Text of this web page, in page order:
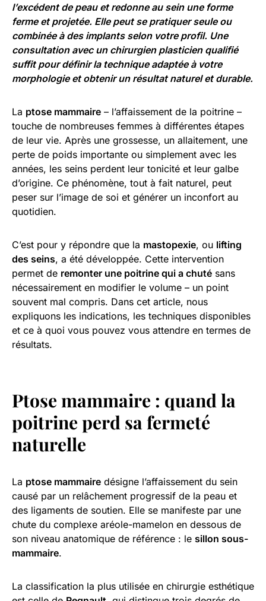
l’excédent de peau et redonne au sein une forme
ferme et projetée. Elle peut se pratiquer seule ou
combinée à des implants selon votre profil. Une
consultation avec un chirurgien plasticien qualifié
suffit pour définir la technique adaptée à votre
morphologie et obtenir un résultat naturel et durable.
La ptose mammaire – l’affaissement de la poitrine –
touche de nombreuses femmes à différentes étapes
de leur vie. Après une grossesse, un allaitement, une
perte de poids importante ou simplement avec les
années, les seins perdent leur tonicité et leur galbe
d’origine. Ce phénomène, tout à fait naturel, peut
peser sur l’image de soi et générer un inconfort au
quotidien.
C’est pour y répondre que la mastopexie, ou lifting
des seins, a été développée. Cette intervention
permet de remonter une poitrine qui a chuté sans
nécessairement en modifier le volume – un point
souvent mal compris. Dans cet article, nous
expliquons les indications, les techniques disponibles
et ce à quoi vous pouvez vous attendre en termes de
résultats.
Ptose mammaire : quand la
poitrine perd sa fermeté
naturelle
La ptose mammaire désigne l’affaissement du sein
causé par un relâchement progressif de la peau et
des ligaments de soutien. Elle se manifeste par une
chute du complexe aréole-mamelon en dessous de
son niveau anatomique de référence : le sillon sous-
mammaire.
La classification la plus utilisée en chirurgie esthétique